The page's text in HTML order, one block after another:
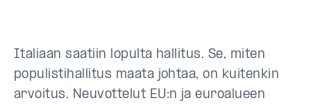
Italiaan saatiin lopulta hallitus. Se, miten
populistihallitus maata johtaa, on kuitenkin
arvoitus. Neuvottelut EU:n ja euroalueen